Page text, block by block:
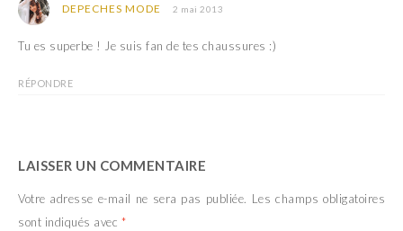
DEPECHES MODE 2 mai 2013
Tu es superbe ! Je suis fan de tes chaussures :)
RÉPONDRE
LAISSER UN COMMENTAIRE
Votre adresse e-mail ne sera pas publiée. Les champs obligatoires
sont indiqués avec *